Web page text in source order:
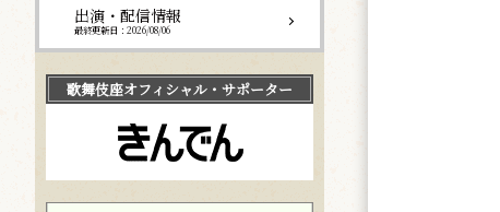
出演・配信情報
最終更新日：2026/08/06
歌舞伎座オフィシャル・サポーター